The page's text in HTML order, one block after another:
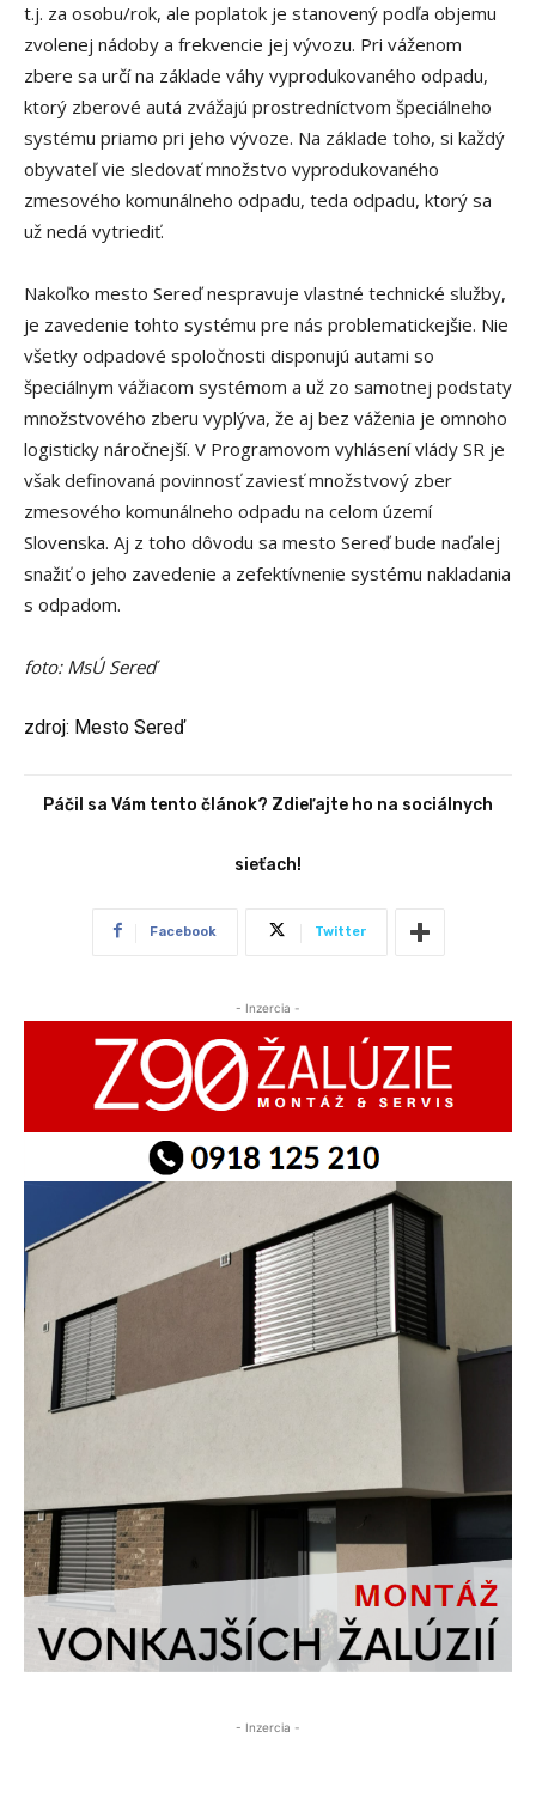
t.j. za osobu/rok, ale poplatok je stanovený podľa objemu
zvolenej nádoby a frekvencie jej vývozu. Pri váženom
zbere sa určí na základe váhy vyprodukovaného odpadu,
ktorý zberové autá zvážajú prostredníctvom špeciálneho
systému priamo pri jeho vývoze. Na základe toho, si každý
obyvateľ vie sledovať množstvo vyprodukovaného
zmesového komunálneho odpadu, teda odpadu, ktorý sa
už nedá vytriediť.
Nakoľko mesto Sereď nespravuje vlastné technické služby,
je zavedenie tohto systému pre nás problematickejšie. Nie
všetky odpadové spoločnosti disponujú autami so
špeciálnym vážiacom systémom a už zo samotnej podstaty
množstvového zberu vyplýva, že aj bez váženia je omnoho
logisticky náročnejší. V Programovom vyhlásení vlády SR je
však definovaná povinnosť zaviesť množstvový zber
zmesového komunálneho odpadu na celom území
Slovenska. Aj z toho dôvodu sa mesto Sereď bude naďalej
snažiť o jeho zavedenie a zefektívnenie systému nakladania
s odpadom.
foto: MsÚ Sereď
zdroj: Mesto Sereď
Páčil sa Vám tento článok? Zdieľajte ho na sociálnych
sieťach!
Facebook Twitter
- Inzercia -
- Inzercia -